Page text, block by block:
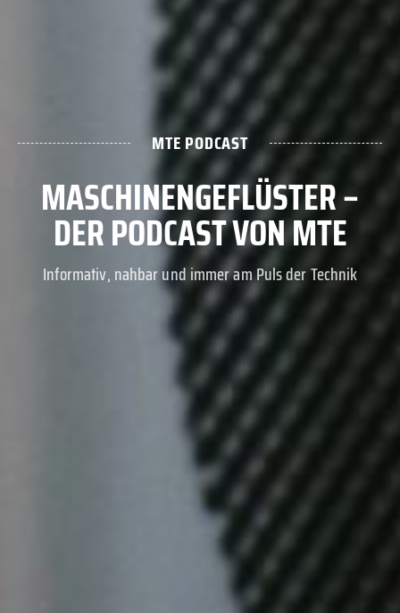
MTE PODCAST
MASCHINENGEFLÜSTER –
DER PODCAST VON MTE
Informativ, nahbar und immer am Puls der Technik